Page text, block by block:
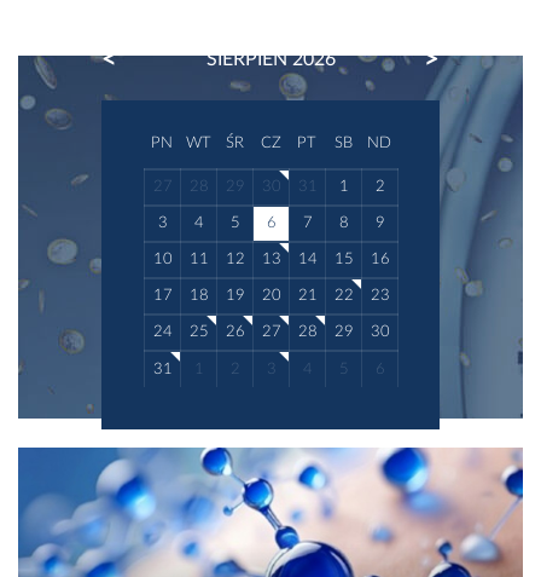
SIERPIEŃ 2026
PREVIOUS NEXT
PN WT ŚR CZ PT SB ND
27 28 29 30 31 1 2
3 4 5 6 7 8 9
10 11 12 13 14 15 16
17 18 19 20 21 22 23
24 25 26 27 28 29 30
31 1 2 3 4 5 6